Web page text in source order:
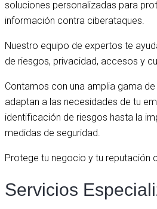
soluciones personalizadas para
información contra ciberataques.
Nuestro equipo de expertos te
de riesgos, privacidad, accesos y
Contamos con una amplia gama
adaptan a las necesidades de tu
identificación de riesgos hasta la
medidas de seguridad.
Protege tu negocio y tu reputación
Servicios